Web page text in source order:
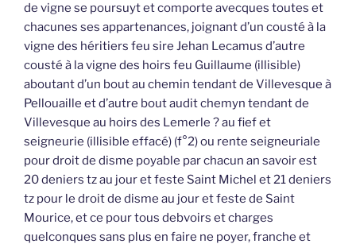
de vigne se poursuyt et comporte avecques toutes et
chacunes ses appartenances, joignant d’un cousté à la
vigne des héritiers feu sire Jehan Lecamus d’autre
cousté à la vigne des hoirs feu Guillaume (illisible)
aboutant d’un bout au chemin tendant de Villevesque à
Pellouaille et d’autre bout audit chemyn tendant de
Villevesque au hoirs des Lemerle ? au fief et
seigneurie (illisible effacé) (f°2) ou rente seigneuriale
pour droit de disme poyable par chacun an savoir est
20 deniers tz au jour et feste Saint Michel et 21 deniers
tz pour le droit de disme au jour et feste de Saint
Mourice, et ce pour tous debvoirs et charges
quelconques sans plus en faire ne poyer, franche et